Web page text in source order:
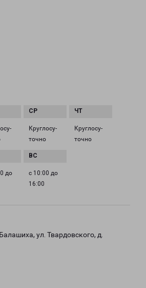
Круглосу­
точно
Круглосу­
точно
до
с 10:00 до
16:00
ул. Твардовского, д.